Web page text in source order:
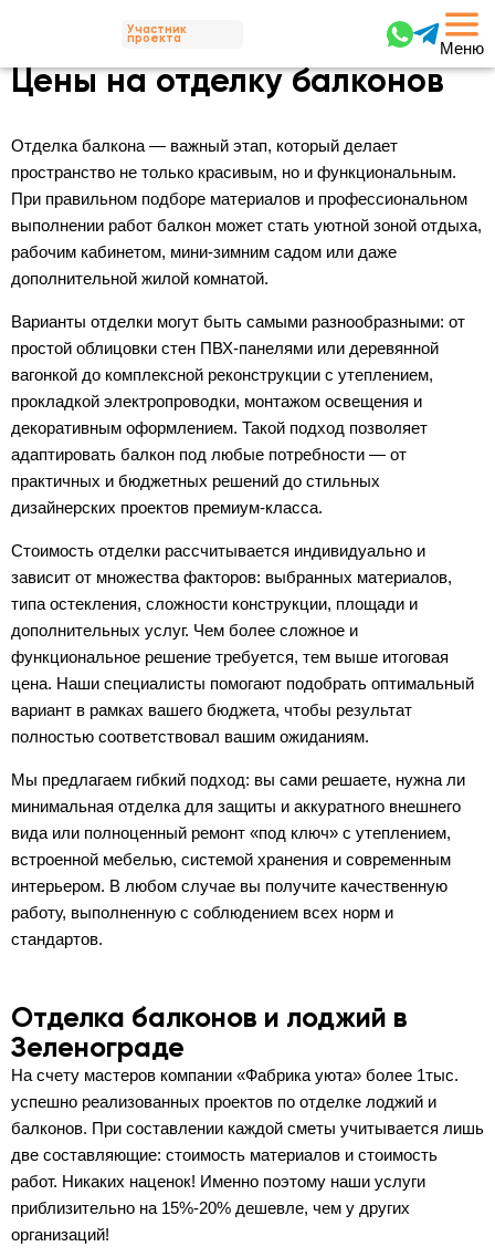
Участник
проекта
Меню
Цены на отделку балконов
Отделка балкона — важный этап, который делает
пространство не только красивым, но и функциональным.
При правильном подборе материалов и профессиональном
выполнении работ балкон может стать уютной зоной отдыха,
рабочим кабинетом, мини-зимним садом или даже
дополнительной жилой комнатой.
Варианты отделки могут быть самыми разнообразными: от
простой облицовки стен ПВХ-панелями или деревянной
вагонкой до комплексной реконструкции с утеплением,
прокладкой электропроводки, монтажом освещения и
декоративным оформлением. Такой подход позволяет
адаптировать балкон под любые потребности — от
практичных и бюджетных решений до стильных
дизайнерских проектов премиум-класса.
Стоимость отделки рассчитывается индивидуально и
зависит от множества факторов: выбранных материалов,
типа остекления, сложности конструкции, площади и
дополнительных услуг. Чем более сложное и
функциональное решение требуется, тем выше итоговая
цена. Наши специалисты помогают подобрать оптимальный
вариант в рамках вашего бюджета, чтобы результат
полностью соответствовал вашим ожиданиям.
Мы предлагаем гибкий подход: вы сами решаете, нужна ли
минимальная отделка для защиты и аккуратного внешнего
вида или полноценный ремонт «под ключ» с утеплением,
встроенной мебелью, системой хранения и современным
интерьером. В любом случае вы получите качественную
работу, выполненную с соблюдением всех норм и
стандартов.
Отделка балконов и лоджий в
Зеленограде
На счету мастеров компании «Фабрика уюта» более 1тыс.
успешно реализованных проектов по отделке лоджий и
балконов. При составлении каждой сметы учитывается лишь
две составляющие: стоимость материалов и стоимость
работ. Никаких наценок! Именно поэтому наши услуги
приблизительно на 15%-20% дешевле, чем у других
организаций!